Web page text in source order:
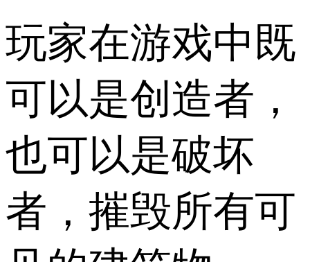
玩家在游戏中既
可以是创造者，
也可以是破坏
者，摧毁所有可